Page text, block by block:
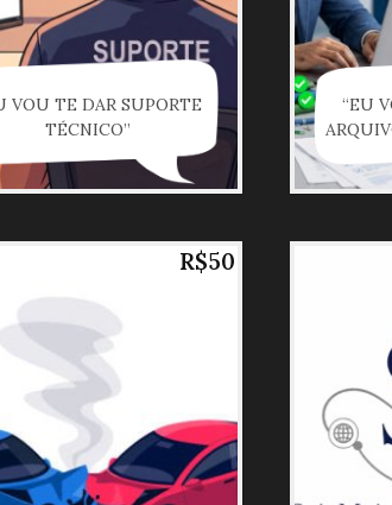
VOU TE DAR SUPORTE
TÉCNICO”
“EU
R$50